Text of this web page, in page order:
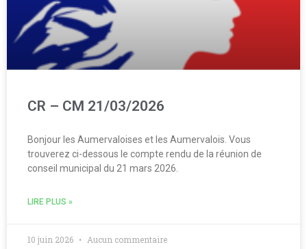
CR – CM 21/03/2026
Bonjour les Aumervaloises et les Aumervalois. Vous
trouverez ci-dessous le compte rendu de la réunion de
conseil municipal du 21 mars 2026.
LIRE PLUS »
10 juin 2026 Aucun commentaire